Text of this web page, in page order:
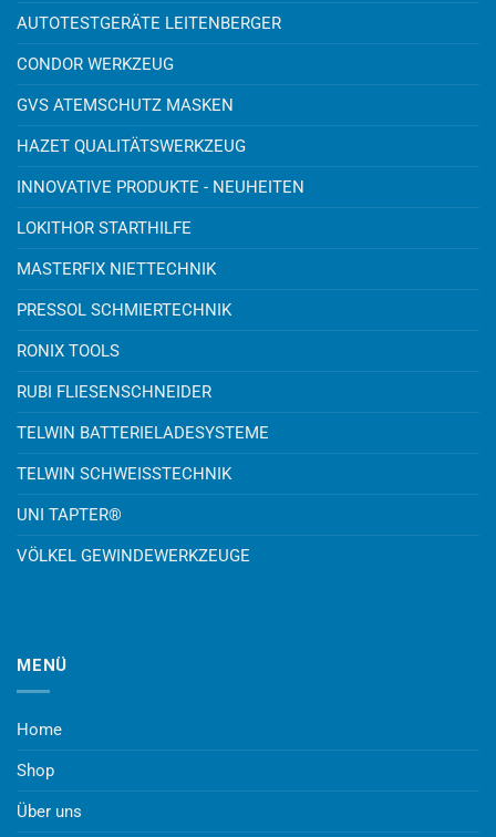
AUTOTESTGERÄTE LEITENBERGER
CONDOR WERKZEUG
GVS ATEMSCHUTZ MASKEN
HAZET QUALITÄTSWERKZEUG
INNOVATIVE PRODUKTE - NEUHEITEN
LOKITHOR STARTHILFE
MASTERFIX NIETTECHNIK
PRESSOL SCHMIERTECHNIK
RONIX TOOLS
RUBI FLIESENSCHNEIDER
TELWIN BATTERIELADESYSTEME
TELWIN SCHWEISSTECHNIK
UNI TAPTER®
VÖLKEL GEWINDEWERKZEUGE
MENÜ
Home
Shop
Über uns